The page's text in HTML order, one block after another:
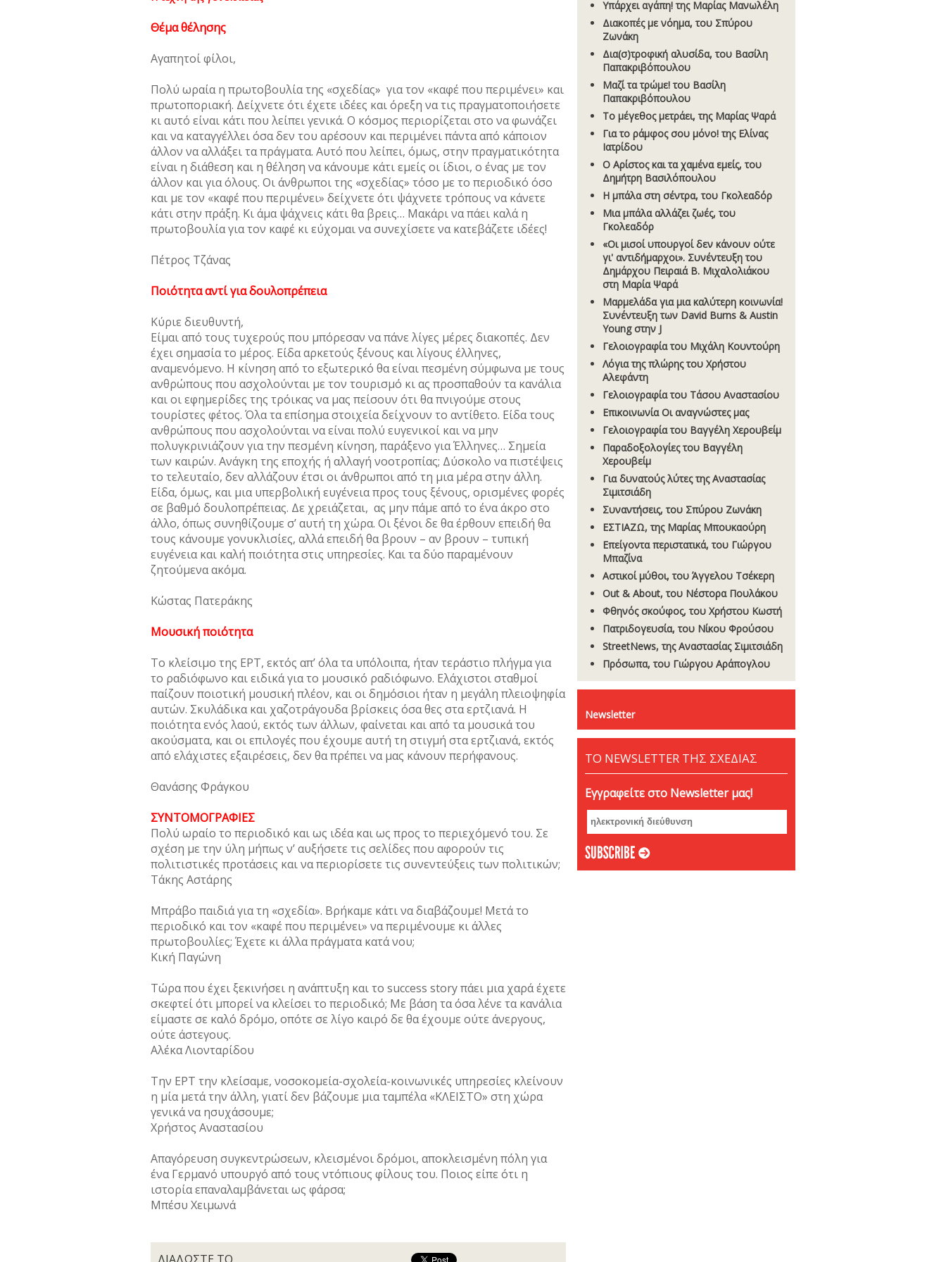
Θέμα θέλησης
Αγαπητοί φίλοι,
Πολύ ωραία η πρωτοβουλία της «σχεδίας» για τον «καφέ που περιμένει» και
πρωτοποριακή. Δείχνετε ότι έχετε ιδέες και όρεξη να τις πραγματοποιήσετε
κι αυτό είναι κάτι που λείπει γενικά. Ο κόσμος περιορίζεται στο να φωνάζει
και να καταγγέλλει όσα δεν του αρέσουν και περιμένει πάντα από κάποιον
άλλον να αλλάξει τα πράγματα. Αυτό που λείπει, όμως, στην πραγματικότητα
είναι η διάθεση και η θέληση να κάνουμε κάτι εμείς οι ίδιοι, ο ένας με τον
άλλον και για όλους. Οι άνθρωποι της «σχεδίας» τόσο με το περιοδικό όσο
και με τον «καφέ που περιμένει» δείχνετε ότι ψάχνετε τρόπους να κάνετε
κάτι στην πράξη. Κι άμα ψάχνεις κάτι θα βρεις… Μακάρι να πάει καλά η
πρωτοβουλία για τον καφέ κι εύχομαι να συνεχίσετε να κατεβάζετε ιδέες!
Πέτρος Τζάνας
Ποιότητα αντί για δουλοπρέπεια
Κύριε διευθυντή,
Είμαι από τους τυχερούς που μπόρεσαν να πάνε λίγες μέρες διακοπές. Δεν
έχει σημασία το μέρος. Είδα αρκετούς ξένους και λίγους έλληνες,
αναμενόμενο. Η κίνηση από το εξωτερικό θα είναι πεσμένη σύμφωνα με τους
ανθρώπους που ασχολούνται με τον τουρισμό κι ας προσπαθούν τα κανάλια
και οι εφημερίδες της τρόικας να μας πείσουν ότι θα πνιγούμε στους
τουρίστες φέτος. Όλα τα επίσημα στοιχεία δείχνουν το αντίθετο. Είδα τους
ανθρώπους που ασχολούνται να είναι πολύ ευγενικοί και να μην
πολυγκρινιάζουν για την πεσμένη κίνηση, παράξενο για Έλληνες… Σημεία
των καιρών. Ανάγκη της εποχής ή αλλαγή νοοτροπίας; Δύσκολο να πιστέψεις
το τελευταίο, δεν αλλάζουν έτσι οι άνθρωποι από τη μια μέρα στην άλλη.
Είδα, όμως, και μια υπερβολική ευγένεια προς τους ξένους, ορισμένες φορές
σε βαθμό δουλοπρέπειας. Δε χρειάζεται, ας μην πάμε από το ένα άκρο στο
άλλο, όπως συνηθίζουμε σ’ αυτή τη χώρα. Οι ξένοι δε θα έρθουν επειδή θα
τους κάνουμε γονυκλισίες, αλλά επειδή θα βρουν – αν βρουν – τυπική
ευγένεια και καλή ποιότητα στις υπηρεσίες. Και τα δύο παραμένουν
ζητούμενα ακόμα.
Κώστας Πατεράκης
Μουσική ποιότητα
Το κλείσιμο της ΕΡΤ, εκτός απ’ όλα τα υπόλοιπα, ήταν τεράστιο πλήγμα για
το ραδιόφωνο και ειδικά για το μουσικό ραδιόφωνο. Ελάχιστοι σταθμοί
παίζουν ποιοτική μουσική πλέον, και οι δημόσιοι ήταν η μεγάλη πλειοψηφία
αυτών. Σκυλάδικα και χαζοτράγουδα βρίσκεις όσα θες στα ερτζιανά. Η
ποιότητα ενός λαού, εκτός των άλλων, φαίνεται και από τα μουσικά του
ακούσματα, και οι επιλογές που έχουμε αυτή τη στιγμή στα ερτζιανά, εκτός
από ελάχιστες εξαιρέσεις, δεν θα πρέπει να μας κάνουν περήφανους.
Θανάσης Φράγκου
ΣΥΝΤΟΜΟΓΡΑΦΙΕΣ
Πολύ ωραίο το περιοδικό και ως ιδέα και ως προς το περιεχόμενό του. Σε
σχέση με την ύλη μήπως ν’ αυξήσετε τις σελίδες που αφορούν τις
πολιτιστικές προτάσεις και να περιορίσετε τις συνεντεύξεις των πολιτικών;
Τάκης Αστάρης
Μπράβο παιδιά για τη «σχεδία». Βρήκαμε κάτι να διαβάζουμε! Μετά το
περιοδικό και τον «καφέ που περιμένει» να περιμένουμε κι άλλες
πρωτοβουλίες; Έχετε κι άλλα πράγματα κατά νου;
Κική Παγώνη
Τώρα που έχει ξεκινήσει η ανάπτυξη και το success story πάει μια χαρά έχετε
σκεφτεί ότι μπορεί να κλείσει το περιοδικό; Με βάση τα όσα λένε τα κανάλια
είμαστε σε καλό δρόμο, οπότε σε λίγο καιρό δε θα έχουμε ούτε άνεργους,
ούτε άστεγους.
Αλέκα Λιονταρίδου
Την ΕΡΤ την κλείσαμε, νοσοκομεία-σχολεία-κοινωνικές υπηρεσίες κλείνουν
η μία μετά την άλλη, γιατί δεν βάζουμε μια ταμπέλα «ΚΛΕΙΣΤΟ» στη χώρα
γενικά να ησυχάσουμε;
Χρήστος Αναστασίου
Απαγόρευση συγκεντρώσεων, κλεισμένοι δρόμοι, αποκλεισμένη πόλη για
ένα Γερμανό υπουργό από τους ντόπιους φίλους του. Ποιος είπε ότι η
ιστορία επαναλαμβάνεται ως φάρσα;
Μπέσυ Χειμωνά
Υπάρχει αγάπη! της Μαρίας Μανωλέλη
Διακοπές µε νόηµα, του Σπύρου
Ζωνάκη
Δια(σ)τροφική αλυσίδα, του Βασίλη
Παπακριβόπουλου
Μαζί τα τρώµε! του Βασίλη
Παπακριβόπουλου
Το µέγεθος µετράει, της Μαρίας Ψαρά
Για το ράµφος σου µόνο! της Ελίνας
Ιατρίδου
Ο Αρίστος και τα χαµένα εµείς, του
Δηµήτρη Βασιλόπουλου
Η µπάλα στη σέντρα, του Γκολεαδόρ
Μια µπάλα αλλάζει ζωές, του
Γκολεαδόρ
«Οι µισοί υπουργοί δεν κάνουν ούτε
γι' αντιδήµαρχοι». Συνέντευξη του
Δηµάρχου Πειραιά Β. Μιχαλολιάκου
στη Μαρία Ψαρά
Μαρµελάδα για µια καλύτερη κοινωνία!
Συνέντευξη των David Burns & Austin
Young στην J
Γελοιογραφία του Μιχάλη Κουντούρη
Λόγια της πλώρης του Χρήστου
Αλεφάντη
Γελοιογραφία του Τάσου Αναστασίου
Επικοινωνία Οι αναγνώστες µας
Γελοιογραφία του Βαγγέλη Χερουβείµ
Παραδοξολογίες του Βαγγέλη
Χερουβείµ
Για δυνατούς λύτες της Αναστασίας
Σιµιτσιάδη
Συναντήσεις, του Σπύρου Ζωνάκη
ΕΣΤΙΑΖΩ, της Μαρίας Μπουκαούρη
Επείγοντα περιστατικά, του Γιώργου
Μπαζίνα
Aστικοί µύθοι, του Άγγελου Τσέκερη
Out & About, του Νέστορα Πουλάκου
Φθηνός σκούφος, του Χρήστου Κωστή
Πατριδογευσία, του Νίκου Φρούσου
StreetNews, της Αναστασίας Σιµιτσιάδη
Πρόσωπα, του Γιώργου Αράπογλου
Newsletter
ΤΟ NEWSLETTER ΤΗΣ ΣΧΕΔΙΑΣ
Εγγραφείτε στο Newsletter μας!